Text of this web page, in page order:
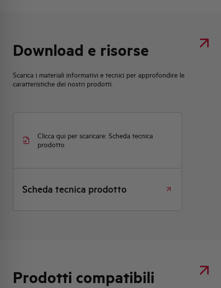
Download e risorse
Scarica i materiali informativi e tecnici per approfondire le
caratteristiche dei nostri prodotti.
Clicca qui per scaricare: Scheda tecnica
prodotto
Scheda tecnica prodotto
Prodotti compatibili